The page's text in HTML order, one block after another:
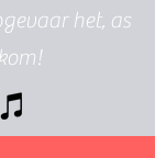
het, as